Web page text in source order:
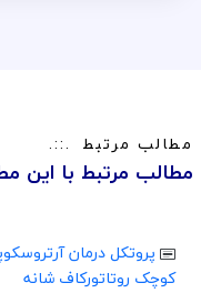
مطالب مرتبط
مطالب مرتبط با این
پروتکل درمان
کوچک روتاتورکاف شانه